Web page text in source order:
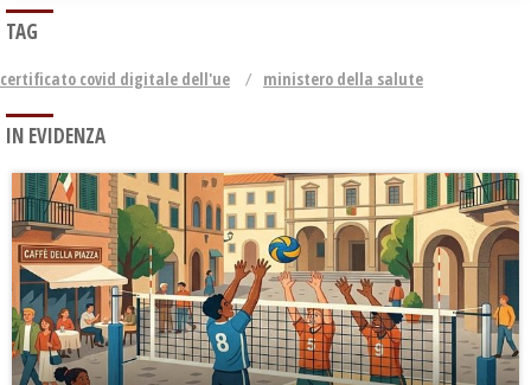
TAG
certificato covid digitale dell'ue ministero della salute
IN EVIDENZA